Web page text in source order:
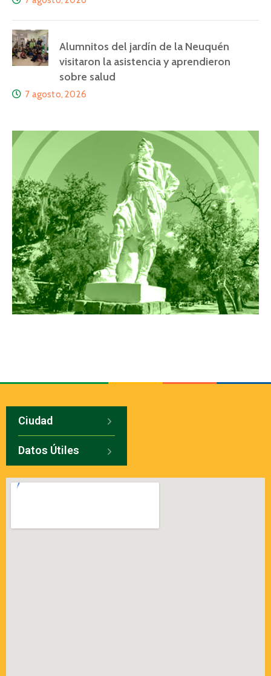
Alumnitos del jardín de la Neuquén
visitaron la asistencia y aprendieron
sobre salud
7 agosto, 2026
Ciudad
Datos Útiles